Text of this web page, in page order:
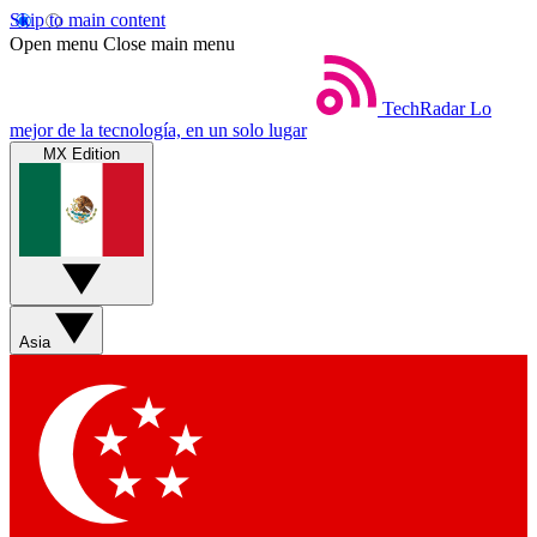
Skip to main content
Open menu Close main menu
TechRadar Lo
mejor de la tecnología, en un solo lugar
MX Edition
Asia